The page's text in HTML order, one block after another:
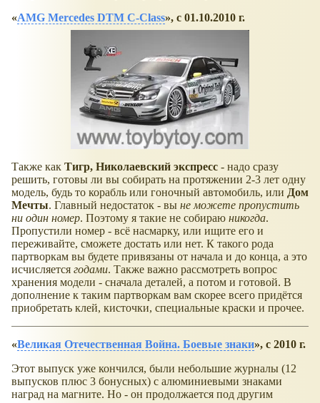
AMG Mercedes DTM C-Class , с 01.10.2010 г.
Также как Тигр, Николаевский экспресс - надо сразу
решить, готовы ли вы собирать на протяжении 2-3 лет одну
модель, будь то корабль или гоночный автомобиль, или Дом
Мечты. Главный недостаток - вы не можете пропустить
ни один номер. Поэтому я такие не собираю никогда.
Пропустили номер - всё насмарку, или ищите его и
переживайте, сможете достать или нет. К такого рода
партворкам вы будете привязаны от начала и до конца, а это
исчисляется годами. Также важно рассмотреть вопрос
хранения модели - сначала деталей, а потом и готовой. В
дополнение к таким партворкам вам скорее всего придётся
приобретать клей, кисточки, специальные краски и прочее.
Великая Отечественная Война. Боевые знаки , с 2010 г.
Этот выпуск уже кончился, были небольшие журналы (12
выпусков плюс 3 бонусных) с алюминиевыми знаками
наград на магните. Но - он продолжается под другим